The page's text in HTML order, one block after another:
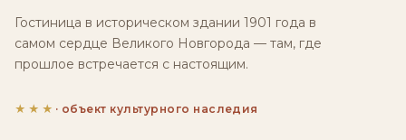
Гостиница в историческом здании 1901 года в
самом сердце Великого Новгорода — там, где
прошлое встречается с настоящим.
★★★ · объект культурного наследия